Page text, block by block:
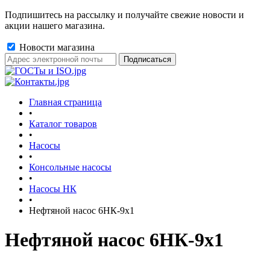
Подпишитесь на рассылку и получайте свежие новости и
акции нашего магазина.
Новости магазина
Главная страница
•
Каталог товаров
•
Насосы
•
Консольные насосы
•
Насосы НК
•
Нефтяной насос 6НК-9х1
Нефтяной насос 6НК-9х1